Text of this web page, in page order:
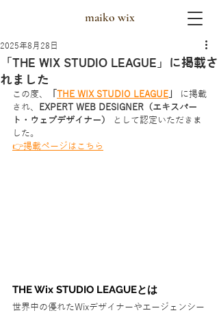
maiko wix
「THE WIX STUDIO LEAGUE」に掲載さ
れました
2025年8月28日
この度、 THE WIX STUDIO LEAGUE
に掲載
され、
EXPERT WEB DESIGNER（エキスパー
ト・ウェブデザイナー）
として認定いただきま
した。
👉掲載ページはこちら
THE Wix STUDIO LEAGUEとは
世界中の優れたWixデザイナーやエージェンシー